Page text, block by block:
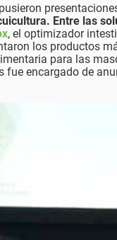
Entre las
, el optimizador
los productos
para las
fue encargado de